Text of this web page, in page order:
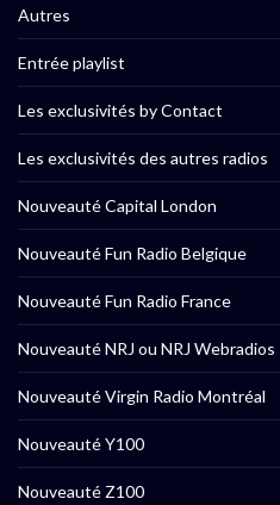
Autres
Entrée playlist
Les exclusivités by Contact
Les exclusivités des autres radios
Nouveauté Capital London
Nouveauté Fun Radio Belgique
Nouveauté Fun Radio France
Nouveauté NRJ ou NRJ Webradios
Nouveauté Virgin Radio Montréal
Nouveauté Y100
Nouveauté Z100